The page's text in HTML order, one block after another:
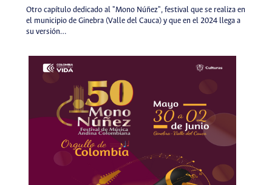
Otro capítulo dedicado al "Mono Núñez", festival que se realiza en
el municipio de Ginebra (Valle del Cauca) y que en el 2024 llega a
su versión…